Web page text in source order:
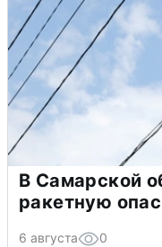
В Самарской
ракетную
6 августа 0